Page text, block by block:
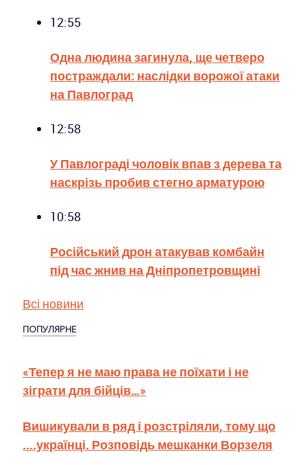
12:55
Одна людина загинула, ще четверо
постраждали: наслідки ворожої атаки
на Павлоград
12:58
У Павлограді чоловік впав з дерева та
наскрізь пробив стегно арматурою
10:58
Російський дрон атакував комбайн
під час жнив на Дніпропетровщині
Всі новини
ПОПУЛЯРНЕ
«Тепер я не маю права не поїхати і не
зіграти для бійців…»
Вишикували в ряд і розстріляли, тому що
....українці. Розповідь мешканки Ворзеля